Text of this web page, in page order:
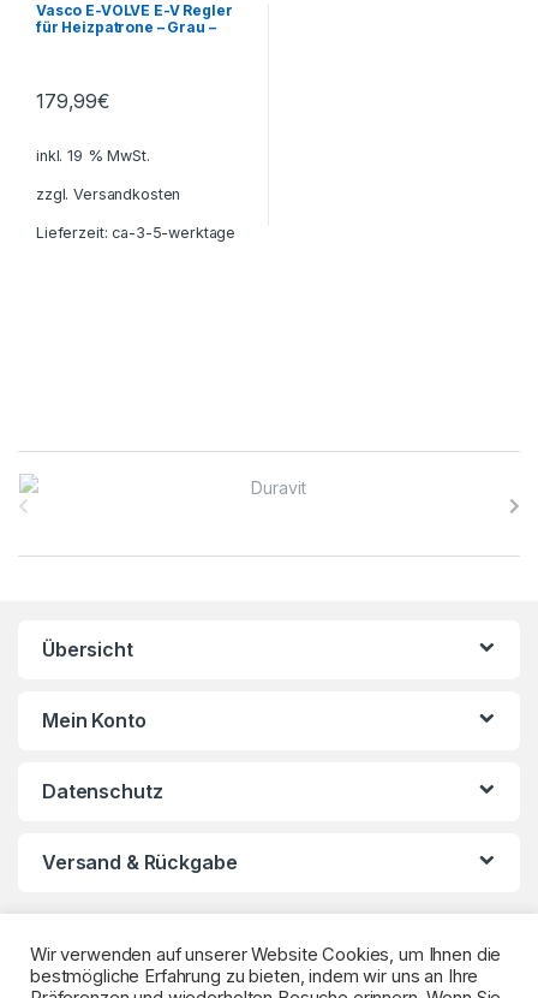
Vasco E-VOLVE E-V Regler
für Heizpatrone – Grau –
179,99€
inkl. 19 % MwSt.
zzgl.Versandkosten
Lieferzeit:ca-3-5-werktage
o
Übersicht
Mein Konto
Datenschutz
Versand & Rückgabe
Wir verwenden auf unserer Website Cookies, um Ihnen die
bestmögliche Erfahrung zu bieten, indem wir uns an Ihre